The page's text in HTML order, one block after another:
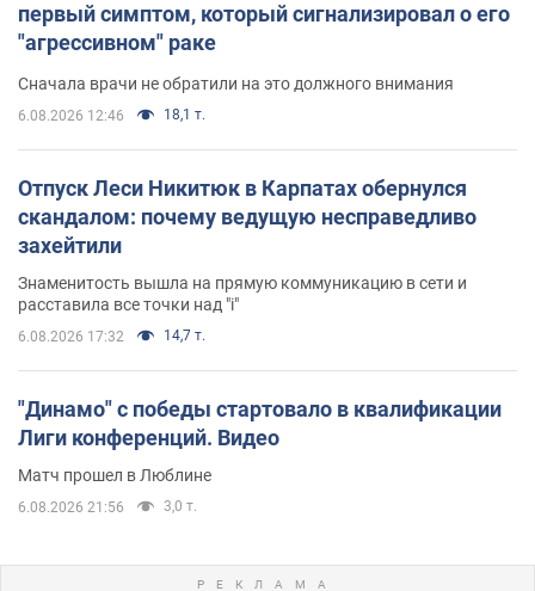
первый симптом, который сигнализировал о его
"агрессивном" раке
Сначала врачи не обратили на это должного внимания
6.08.2026 12:46 18,1 т.
Отпуск Леси Никитюк в Карпатах обернулся
скандалом: почему ведущую несправедливо
захейтили
Знаменитость вышла на прямую коммуникацию в сети и
расставила все точки над "i"
6.08.2026 17:32 14,7 т.
"Динамо" с победы стартовало в квалификации
Лиги конференций. Видео
Матч прошел в Люблине
6.08.2026 21:56 3,0 т.